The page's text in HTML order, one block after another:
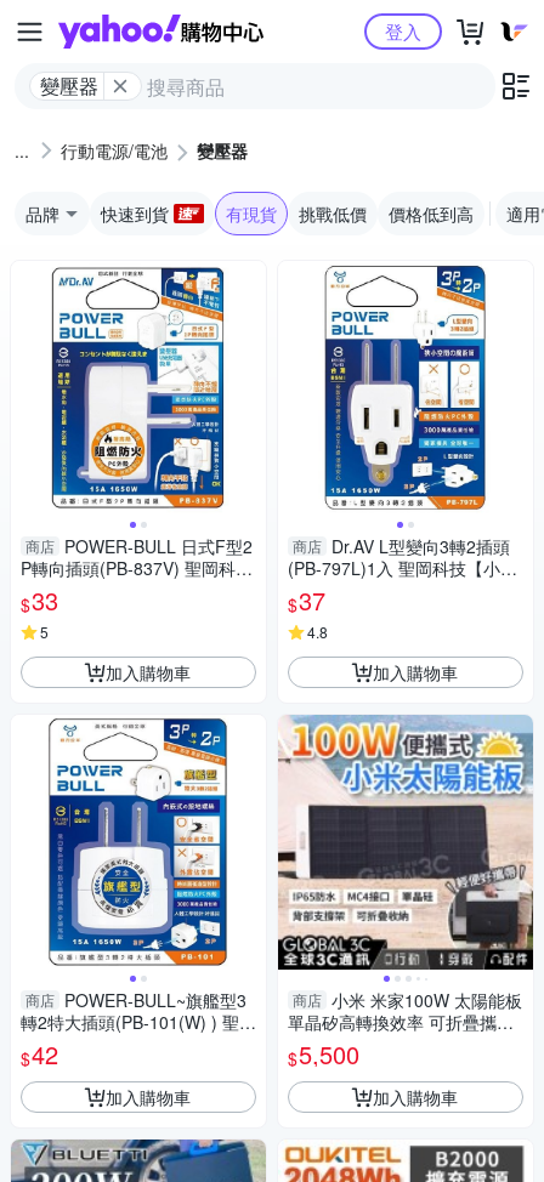
Yahoo購物中心
變壓器
登入
行動電源/電池 變壓器
品牌 快速到貨 有現貨 挑戰低價 價格低到高 適
商店 POWER-BULL 日式F型2
P轉向插頭(PB-837V) 聖岡科技
【小三美日】 DS016403
$33
5
加入購物車
商店 POWER-BULL~旗艦型3
轉2特大插頭(PB-101(W) ) 聖岡
科技【小三美日】 DS016396
$42
加入購物車
商店 Dr.AV L型變向3轉2插頭
(PB-797L)1入 聖岡科技【小三
美日】 DS016402
$37
4.8
加入購物車
商店 小米 米家100W 太陽能板
單晶矽高轉換效率 可折疊攜帶
MC4接口 耐高溫 防潑水防塵
$5,500
加入購物車